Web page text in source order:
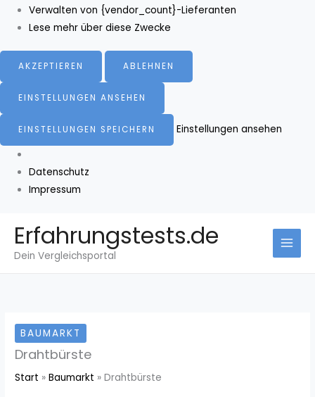
Verwalten von {vendor_count}-Lieferanten
Lese mehr über diese Zwecke
AKZEPTIEREN ABLEHNEN
EINSTELLUNGEN ANSEHEN
EINSTELLUNGEN SPEICHERN Einstellungen ansehen
Datenschutz
Impressum
Inhalt
springen
Erfahrungstests.de
Dein Vergleichsportal
BAUMARKT
Drahtbürste
Start Baumarkt Drahtbürste